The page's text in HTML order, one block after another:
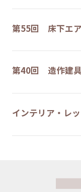
第55回 床下エ
第40回 造作建
インテリア・レ